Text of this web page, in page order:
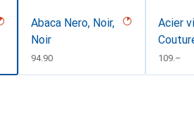
Abaca Nero, Noir,
Noir
CHF
94.90
Acier
CHF
109.–